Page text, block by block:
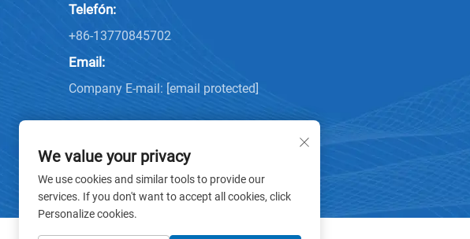
Telefón:
+86-13770845702
Email:
Company E-mail: [email protected]
We value your privacy
We use cookies and similar tools to provide our
services. If you don't want to accept all cookies, click
Personalize cookies.